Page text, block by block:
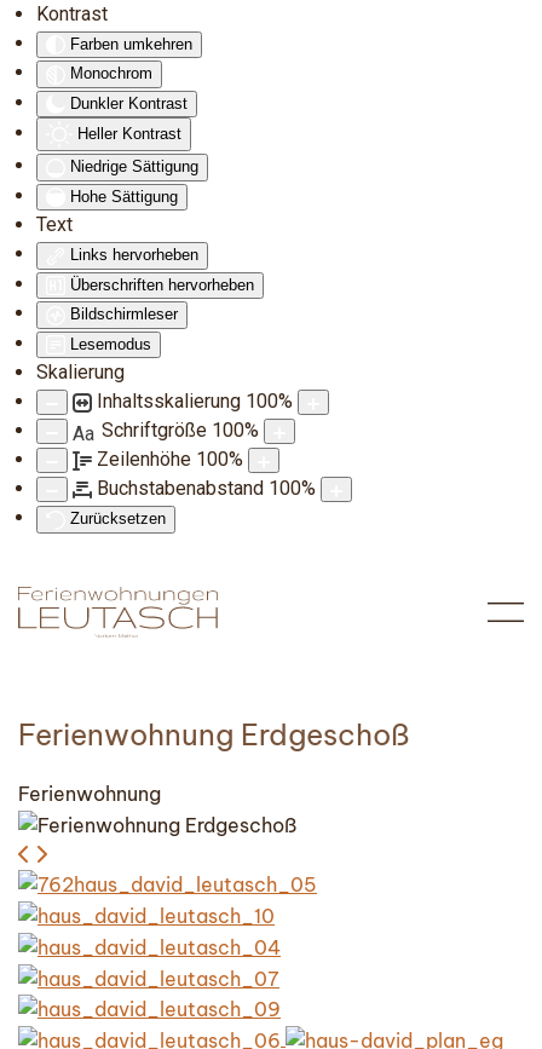
Kontrast
Farben umkehren
Monochrom
Dunkler Kontrast
Heller Kontrast
Niedrige Sättigung
Hohe Sättigung
Text
Links hervorheben
Überschriften hervorheben
Bildschirmleser
Lesemodus
Skalierung
Inhaltsskalierung 100%
Aa Schriftgröße 100%
Zeilenhöhe 100%
Buchstabenabstand 100%
Zurücksetzen
Zum Hauptinhalt springen
Ferienwohnung Erdgeschoß
Ferienwohnung